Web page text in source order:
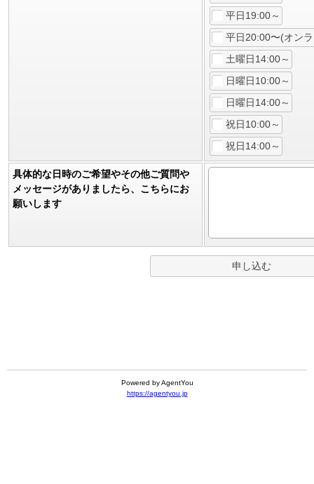
平日19:00～
平日20:00〜(オン
土曜日14:00～
日曜日10:00～
日曜日14:00～
祝日10:00～
祝日14:00～
具体的な日時のご希望やその他ご質問や
メッセージがありましたら、こちらにお
願いします
Powered by AgentYou
https://agentyou.jp